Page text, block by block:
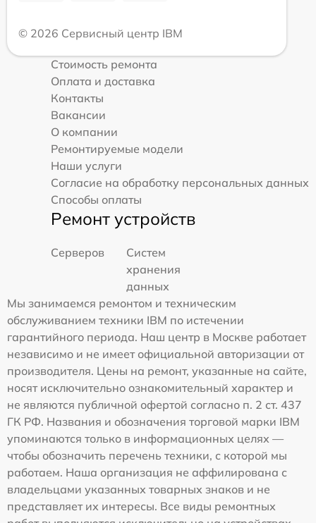
© 2026 Сервисный центр IBM
Стоимость ремонта
Оплата и доставка
Контакты
Вакансии
О компании
Ремонтируемые модели
Наши услуги
Согласие на обработку персональных данных
Способы оплаты
Ремонт устройств
Серверов
Систем
хранения
данных
Мы занимаемся ремонтом и техническим
обслуживанием техники IBM по истечении
гарантийного периода. Наш центр в Москве работает
независимо и не имеет официальной авторизации от
производителя. Цены на ремонт, указанные на сайте,
носят исключительно ознакомительный характер и
не являются публичной офертой согласно п. 2 ст. 437
ГК РФ. Названия и обозначения торговой марки IBM
упоминаются только в информационных целях —
чтобы обозначить перечень техники, с которой мы
работаем. Наша организация не аффилирована с
владельцами указанных товарных знаков и не
представляет их интересы. Все виды ремонтных